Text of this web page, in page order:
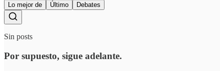
Lo mejor de Último Debates
Sin posts
Por supuesto, sigue adelante.